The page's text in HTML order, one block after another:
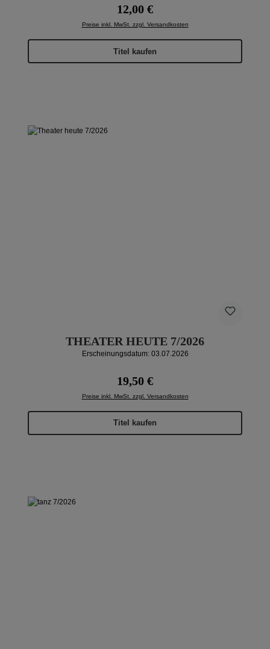
Regulärer Preis:
12,00 €
Preise inkl. MwSt. zzgl. Versandkosten
Titel kaufen
THEATER HEUTE 7/2026
Erscheinungsdatum: 03.07.2026
Regulärer Preis:
19,50 €
Preise inkl. MwSt. zzgl. Versandkosten
Titel kaufen